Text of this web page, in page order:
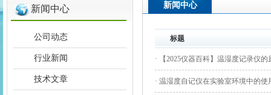
新闻中心
公司动态
行业新闻
技术文章
新闻中心
标题
· 【2025仪器百科】温湿度记录仪的
· 温湿度自记仪在实验室环境中的使